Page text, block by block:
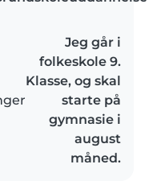
Jeg går i
folkeskole 9.
Klasse, og skal
starte på
gymnasie i
august
måned.